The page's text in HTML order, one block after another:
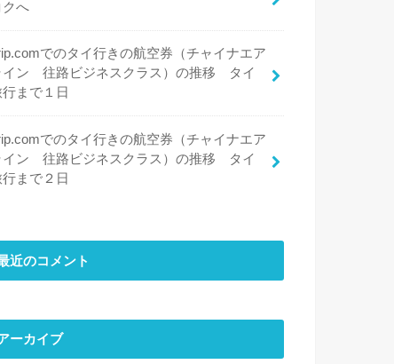
クへ
でのタイ行きの航空券（チャイナエア
イン 往路ビジネスクラス）の推移 タイ
行まで１日
でのタイ行きの航空券（チャイナエア
イン 往路ビジネスクラス）の推移 タイ
行まで２日
近のコメント
ーカイブ